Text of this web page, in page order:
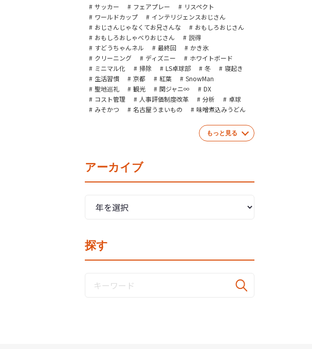
サッカー
フェアプレー
リスペクト
ワールドカップ
インテリジェンスおじさん
おじさんじゃなくてお兄さんな
おもしろおじさん
おもしろおしゃべりおじさん
説得
すどうちゃんネル
最終回
かき氷
クリーニング
ディズニー
ホワイトボード
ミニマル化
掃除 LS卓球部 冬
寝起き
生活習慣
京都 紅葉
SnowMan
聖地巡礼
観光 関ジャニ∞
DX
コスト管理
人事評価制度改革 分析
卓球
みそかつ
名古屋うまいもの 味噌煮込みうどん
もっと見る
アーカイブ
探す